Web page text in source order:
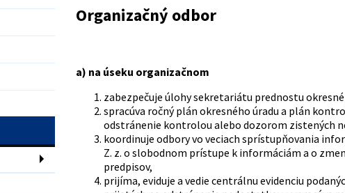
Organizačný odbor
a) na úseku organizačnom
zabezpečuje úlohy sekretariátu prednostu
spracúva ročný plán okresného úradu a plán
odstránenie kontrolou alebo dozorom zistených
koordinuje odbory vo veciach sprístupňovania
Z. z. o slobodnom prístupe k informáciám a o
predpisov,
prijíma, eviduje a vedie centrálnu evidenciu